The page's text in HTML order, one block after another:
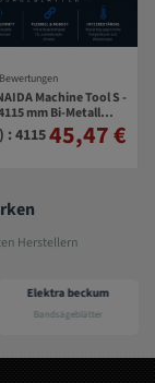
Machine Tool S -
mm Bi-Metall
: 411545,47 €
Herstellern
Elektra beckum
Bandsägeblätter